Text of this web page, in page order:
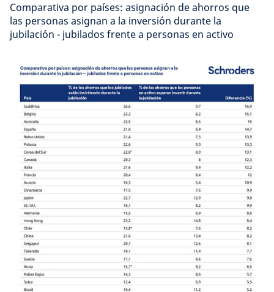
Comparativa por países: asignación de ahorros que
las personas asignan a la inversión durante la
jubilación - jubilados frente a personas en activo